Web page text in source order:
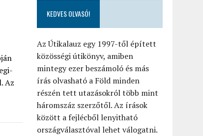
Az
KEDVES OLVASÓ!
Az Útikalauz egy 1997-től épített
közösségi útikönyv, amiben
mintegy ezer beszámoló és más
írás olvasható a Föld minden
részén tett utazásokról több mint
háromszáz szerzőtől. Az írások
között a fejlécből lenyitható
országválasztóval lehet válogatni.